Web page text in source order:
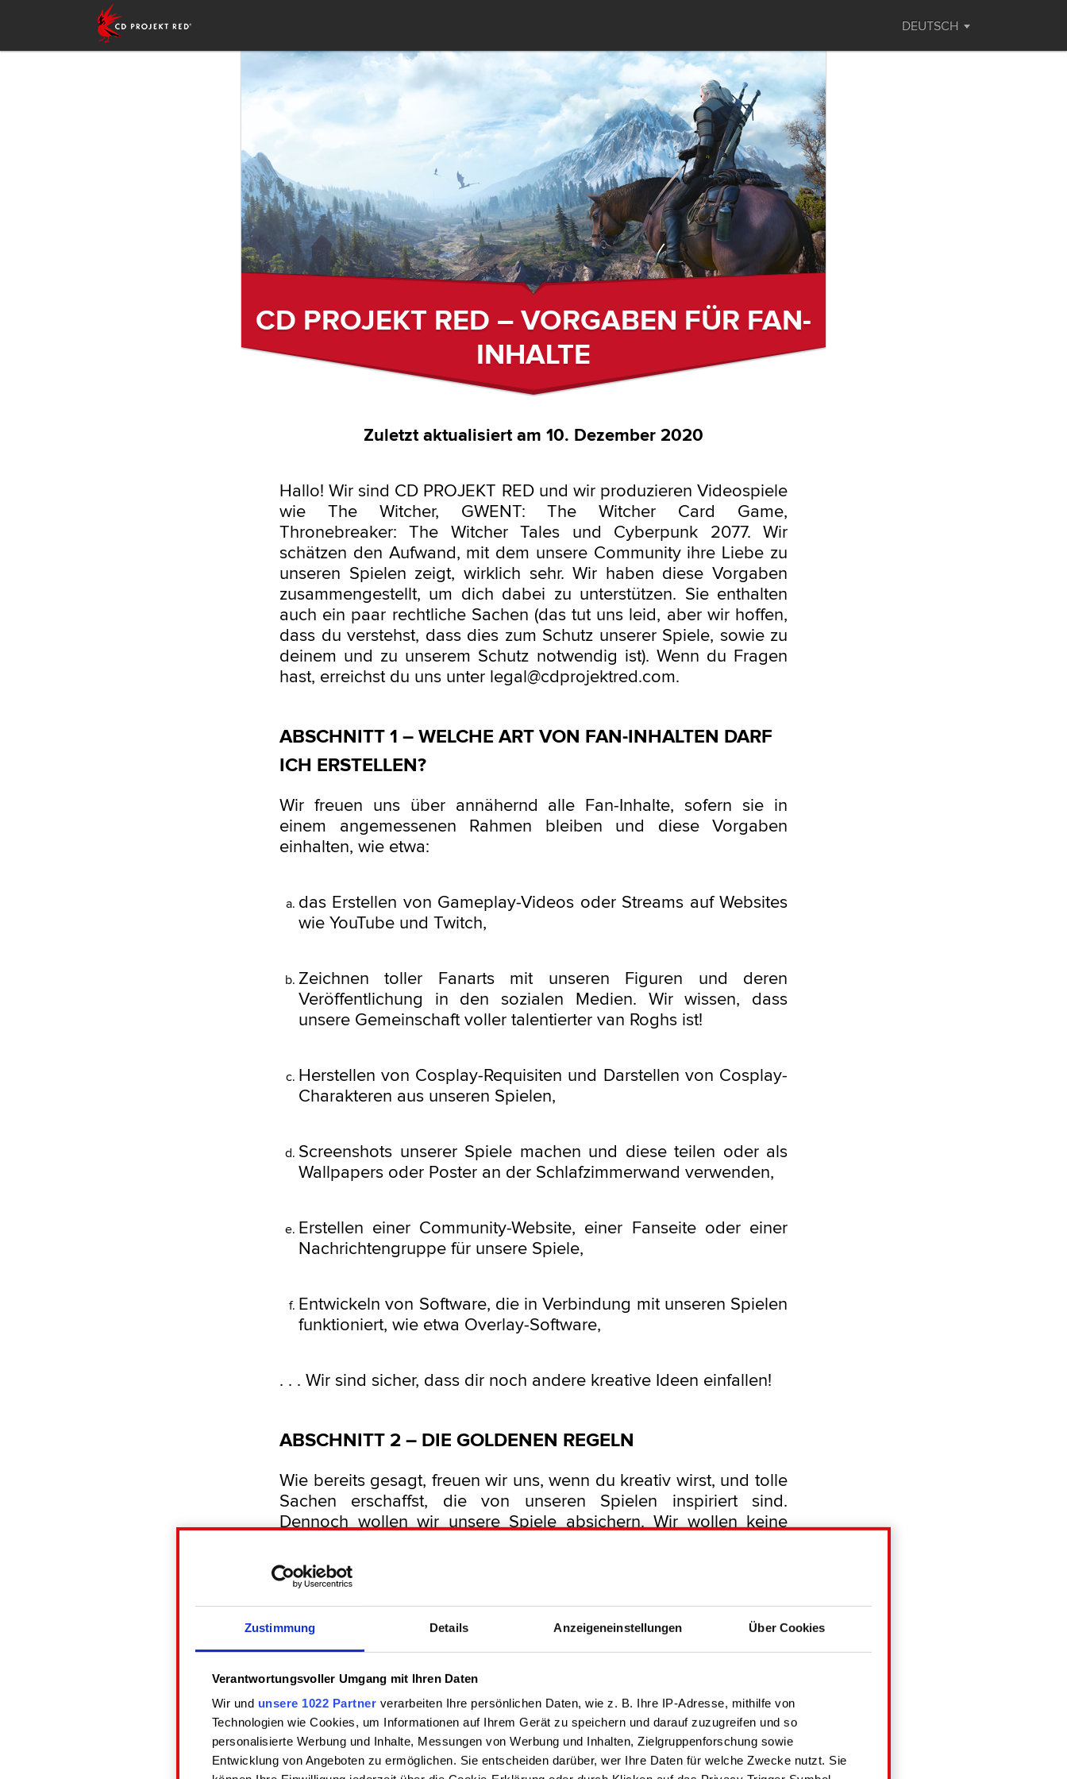
Zustimmung Details Anzeigeneinstellungen Über Cookies
Verantwortungsvoller Umgang mit Ihren Daten
Wir und unsere 1022 Partner verarbeiten Ihre persönlichen Daten, wie z. B. Ihre IP-Adresse, mithilfe von
Technologien wie Cookies, um Informationen auf Ihrem Gerät zu speichern und darauf zuzugreifen und so
personalisierte Werbung und Inhalte, Messungen von Werbung und Inhalten, Zielgruppenforschung sowie
Entwicklung von Angeboten zu ermöglichen. Sie entscheiden darüber, wer Ihre Daten für welche Zwecke nutzt. Sie
DEUTSCH
CD PROJEKT RED – VORGABEN FÜR FAN-
INHALTE
Zuletzt aktualisiert am 10. Dezember 2020
Hallo! Wir sind CD PROJEKT RED und wir produzieren Videospiele
wie The Witcher, GWENT: The Witcher Card Game,
Thronebreaker: The Witcher Tales und Cyberpunk 2077. Wir
schätzen den Aufwand, mit dem unsere Community ihre Liebe zu
unseren Spielen zeigt, wirklich sehr. Wir haben diese Vorgaben
zusammengestellt, um dich dabei zu unterstützen. Sie enthalten
auch ein paar rechtliche Sachen (das tut uns leid, aber wir hoffen,
dass du verstehst, dass dies zum Schutz unserer Spiele, sowie zu
deinem und zu unserem Schutz notwendig ist). Wenn du Fragen
hast, erreichst du uns unter legal@cdprojektred.com.
ABSCHNITT 1 – WELCHE ART VON FAN-INHALTEN DARF
ICH ERSTELLEN?
Wir freuen uns über annähernd alle Fan-Inhalte, sofern sie in
einem angemessenen Rahmen bleiben und diese Vorgaben
einhalten, wie etwa:
das Erstellen von Gameplay-Videos oder Streams auf Websites
wie YouTube und Twitch,
Zeichnen toller Fanarts mit unseren Figuren und deren
Veröffentlichung in den sozialen Medien. Wir wissen, dass
unsere Gemeinschaft voller talentierter van Roghs ist!
Herstellen von Cosplay-Requisiten und Darstellen von Cosplay-
Charakteren aus unseren Spielen,
Screenshots unserer Spiele machen und diese teilen oder als
Wallpapers oder Poster an der Schlafzimmerwand verwenden,
Erstellen einer Community-Website, einer Fanseite oder einer
Nachrichtengruppe für unsere Spiele,
Entwickeln von Software, die in Verbindung mit unseren Spielen
funktioniert, wie etwa Overlay-Software,
. . . Wir sind sicher, dass dir noch andere kreative Ideen einfallen!
ABSCHNITT 2 – DIE GOLDENEN REGELN
Wie bereits gesagt, freuen wir uns, wenn du kreativ wirst, und tolle
Sachen erschaffst, die von unseren Spielen inspiriert sind.
Dennoch wollen wir unsere Spiele absichern. Wir wollen keine
würdest du doch auch nicht wollen, oder? Unser Rechtsteam hat
uns daher gebeten, ein paar „goldene Regeln“ aufzustellen, die für
alle Fan-Inhalte gelten. Das sind diese hier:
von Fans für Fans erstellt werden. Daher darfst du unsere Spiele
nur dann zu kommerziellen Zwecken nutzen, wenn dies
nachfolgend ausdrücklich erlaubt ist (siehe z. B. Abschnitt 3 zu
Videos und Streams). Du darfst gerne angemessene Spenden in
Verbindung mit deinen Fan-Inhalten annehmen, aber du darfst